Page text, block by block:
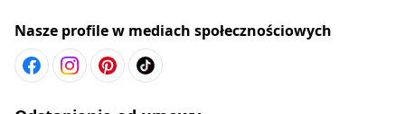
Nasze profile w mediach społecznościowych